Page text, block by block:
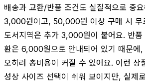
배송과 교환/반품 조건도 실질적으로 중
3,000원이고, 50,000원 이상 구매 시 무
도서지역은 추가 3,000원이 붙어요. 반
환은 6,000원으로 안내되어 있기 때문에,
오히려 총비용이 커질 수 있어요. 이런 상
성상 사이즈 선택이 쉬워 보이지만, 실제